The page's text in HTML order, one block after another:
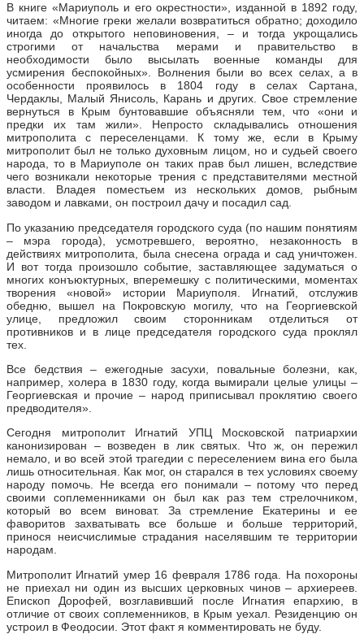
В книге «Мариуполь и его окрестности», изданной в 1892 году,
читаем: «Многие греки желали возвратиться обратно; доходило
иногда до открытого неповиновения, – и тогда укрощались
строгими от начальства мерами и правительство в
необходимости было высылать военные команды для
усмирения беспокойных». Волнения были во всех селах, а в
особенности проявилось в 1804 году в селах Сартана,
Чердаклы, Малый Янисоль, Карань и других. Свое стремление
вернуться в Крым бунтовавшие объясняли тем, что «они и
предки их там жили». Непросто складывались отношения
митрополита с переселенцами. К тому же, если в Крыму
митрополит был не только духовным лицом, но и судьей своего
народа, то в Мариуполе он таких прав был лишен, вследствие
чего возникали некоторые трения с представителями местной
власти. Владея поместьем из нескольких домов, рыбным
заводом и лавками, он построил дачу и посадил сад.
По указанию председателя городского суда (по нашим понятиям
– мэра города), усмотревшего, вероятно, незаконность в
действиях митрополита, была снесена ограда и сад уничтожен.
И вот тогда произошло событие, заставляющее задуматься о
многих конъюктурных, вперемешку с политическими, моментах
творения «новой» истории Мариуполя. Игнатий, отслужив
обедню, вышел на Покровскую могилу, что на Георгиевской
улице, предложил своим сторонникам отделиться от
противников и в лице председателя городского суда проклял
тех.
Все бедствия – ежегодные засухи, повальные болезни, как,
например, холера в 1830 году, когда вымирали целые улицы –
Георгиевская и прочие – народ приписывал проклятию своего
предводителя».
Сегодня митрополит Игнатий УПЦ Московской патриархии
канонизирован – возведен в лик святых. Что ж, он пережил
немало, и во всей этой трагедии с переселением вина его была
лишь относительная. Как мог, он старался в тех условиях своему
народу помочь. Не всегда его понимали – потому что перед
своими соплеменниками он был как раз тем стрелочником,
который во всем виноват. За стремление Екатерины и ее
фаворитов захватывать все больше и больше территорий,
принося неисчислимые страдания населявшим те территории
народам.
Митрополит Игнатий умер 16 февраля 1786 года. На похороны
не приехал ни один из высших церковных чинов – архиереев.
Епископ Дорофей, возглавивший после Игнатия епархию, в
отличие от своих соплеменников, в Крым уехал. Резиденцию он
устроил в Феодосии. Этот факт я комментировать не буду.